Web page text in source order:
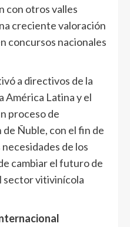
con otros valles
creciente valoración
concursos nacionales
a directivos de la
América Latina y el
proceso de
Ñuble, con el fin de
de los
cambiar el futuro de
sector vitivinícola